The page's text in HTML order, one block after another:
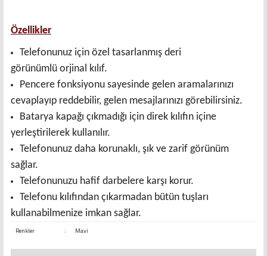
Özellikler
Telefonunuz için özel tasarlanmış deri
görünümlü orjinal kılıf.
Pencere fonksiyonu sayesinde gelen aramalarınızı
cevaplayıp reddebilir, gelen mesajlarınızı görebilirsiniz.
Batarya kapağı çıkmadığı için direk kılıfın içine
yerleştirilerek kullanılır.
Telefonunuz daha korunaklı, şık ve zarif görünüm
sağlar.
Telefonunuzu hafif darbelere karşı korur.
Telefonu kılıfından çıkarmadan bütün tuşları
kullanabilmenize imkan sağlar.
Renkler : Mavi